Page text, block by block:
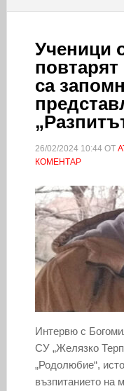
Ученици
са
26/02/2024 10:44ОТ
КОМЕНТАР
Интервю с
СУ „Желязко
„Родолюбие“,
възпитанието на